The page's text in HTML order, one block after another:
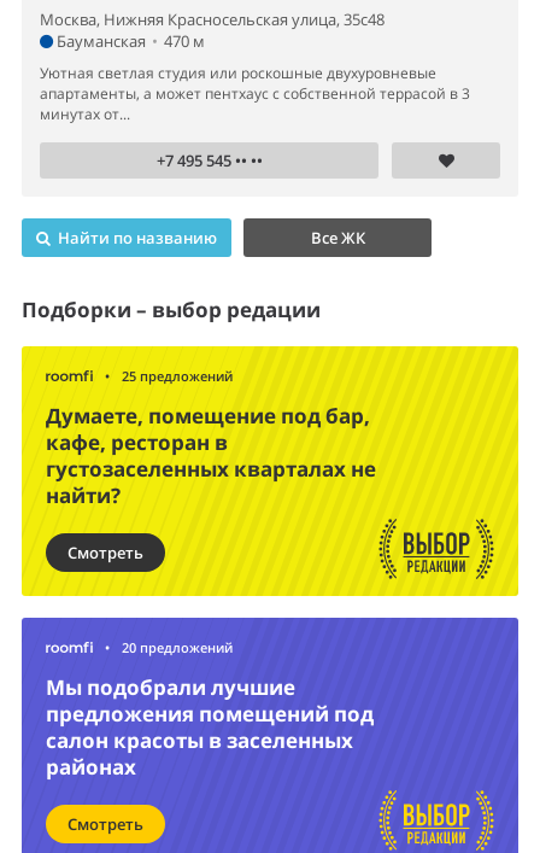
Москва, Нижняя Красносельская улица, 35с48
Бауманская • 470 м
Уютная светлая студия или роскошные двухуровневые
апартаменты, а может пентхаус с собственной террасой в 3
минутах от...
+7 495 545 •• ••
Найти по названию Все ЖК
Подборки – выбор редации
• 25 предложений
Думаете, помещение под бар,
кафе, ресторан в
густозаселенных кварталах не
найти?
Смотреть
• 20 предложений
Мы подобрали лучшие
предложения помещений под
салон красоты в заселенных
районах
Смотреть